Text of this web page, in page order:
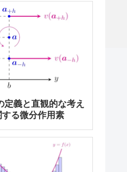
義と直観的な考え
る微分作用素